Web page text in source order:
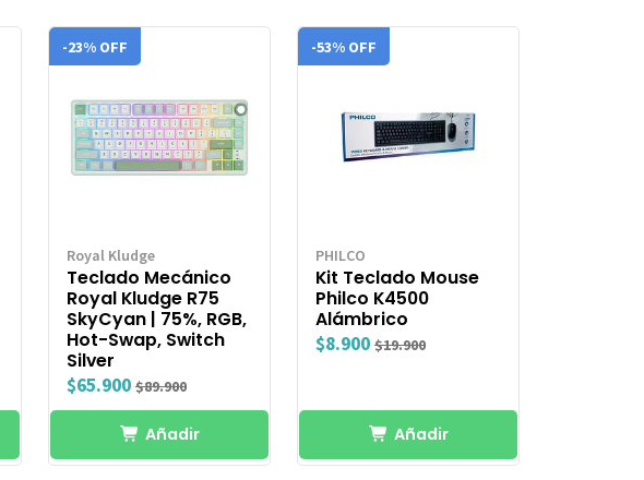
-23% OFF
Royal Kludge
Teclado Mecánico
Royal Kludge R75
SkyCyan | 75%, RGB,
Hot-Swap, Switch
Silver
$65.900 $89.900
Añadir
-53% OFF
PHILCO
Kit Teclado Mouse
Philco K4500
Alámbrico
$8.900 $19.900
Añadir